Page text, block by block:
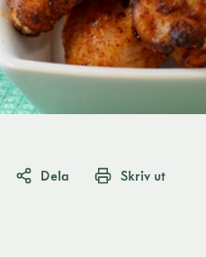
Dela Skriv ut